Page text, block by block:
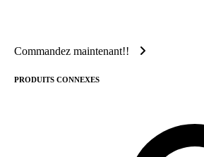
Commandez maintenant!!
PRODUITS CONNEXES